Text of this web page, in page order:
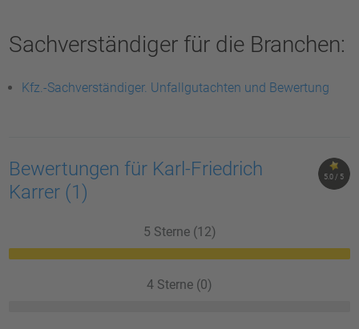
Sachverständiger für die Branchen:
Kfz.-Sachverständiger. Unfallgutachten und Bewertung
5.0 / 5
Bewertungen für Karl-Friedrich
Karrer (1)
5 Sterne (12)
4 Sterne (0)